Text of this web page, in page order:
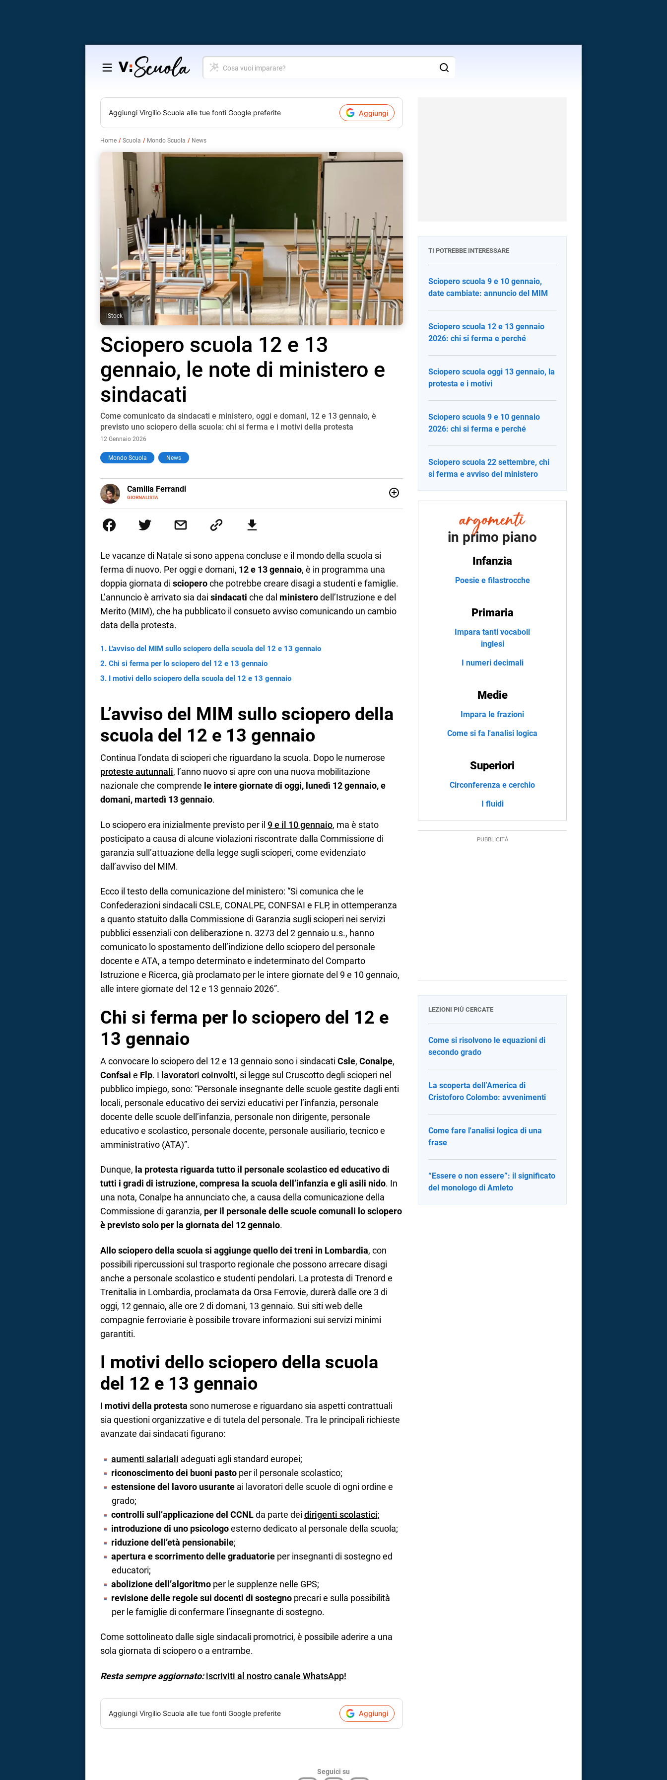
Salta
contenuto
Cosa
vuoi
Aggiungi Virgilio Scuola alle tue fonti Google preferite Aggiungi
Home Scuola Mondo Scuola News
iStock
Sciopero scuola 12 e 13
gennaio, le note di ministero e
sindacati
Come comunicato da sindacati e ministero, oggi e domani, 12 e 13 gennaio, è
previsto uno sciopero della scuola: chi si ferma e i motivi della protesta
12 Gennaio 2026
Mondo Scuola News
Camilla Ferrandi
GIORNALISTA
E-
MAIL
LINKEDIN
più fermata. L’attualità è il mio pane quotidiano, i libri la mia via per evadere e viaggiare con
la mente.
Le vacanze di Natale si sono appena concluse e il mondo della scuola si
ferma di nuovo. Per oggi e domani, 12e 13 gennaio, è in programma una
doppia giornata di scioperoche potrebbe creare disagi a studenti e famiglie.
L’annuncio è arrivato sia dai sindacati che dal ministerodell’Istruzione e del
Merito (MIM), che ha pubblicato il consueto avviso comunicando un cambio
data della protesta.
L'avviso del MIM sullo sciopero della scuola del 12 e 13 gennaio
Chi si ferma per lo sciopero del 12 e 13 gennaio
I motivi dello sciopero della scuola del 12 e 13 gennaio
L’avviso del MIM sullo sciopero della
scuola del 12 e 13 gennaio
Continua l’ondata di scioperi che riguardano la scuola. Dopo le numerose
proteste autunnali, l’anno nuovo si apre con una nuova mobilitazione
nazionale che comprende le intere giornate di oggi, lunedì 12 gennaio, e
domani, martedì 13 gennaio.
Lo sciopero era inizialmente previsto per il 9 e il 10 gennaio, ma è stato
posticipato a causa di alcune violazioni riscontrate dalla Commissione di
garanzia sull’attuazione della legge sugli scioperi, come evidenziato
dall’avviso del MIM.
Ecco il testo della comunicazione del ministero: “Si comunica che le
Confederazioni sindacali CSLE, CONALPE, CONFSAI e FLP, in ottemperanza
a quanto statuito dalla Commissione di Garanzia sugli scioperi nei servizi
pubblici essenziali con deliberazione n. 3273 del 2 gennaio u.s., hanno
comunicato lo spostamento dell’indizione dello sciopero del personale
docente e ATA, a tempo determinato e indeterminato del Comparto
Istruzione e Ricerca, già proclamato per le intere giornate del 9 e 10 gennaio,
alle intere giornate del 12 e 13 gennaio 2026”.
Chi si ferma per lo sciopero del 12 e
13 gennaio
A convocare lo sciopero del 12 e 13 gennaio sono i sindacati Csle, Conalpe,
Confsai e Flp. I lavoratori coinvolti, si legge sul Cruscotto degli scioperi nel
pubblico impiego, sono: “Personale insegnante delle scuole gestite dagli enti
locali, personale educativo dei servizi educativi per l’infanzia, personale
docente delle scuole dell’infanzia, personale non dirigente, personale
educativo e scolastico, personale docente, personale ausiliario, tecnico e
amministrativo (ATA)”.
Dunque, la protesta riguarda tutto il personale scolastico ed educativo di
tutti i gradi di istruzione, compresa la scuola dell’infanzia e gli asili nido. In
una nota, Conalpe ha annunciato che, a causa della comunicazione della
Commissione di garanzia, per il personale delle scuole comunali lo sciopero
è previsto solo per la giornata del 12 gennaio.
Allo sciopero della scuola si aggiunge quello dei treni in Lombardia, con
possibili ripercussioni sul trasporto regionale che possono arrecare disagi
anche a personale scolastico e studenti pendolari. La protesta di Trenord e
Trenitalia in Lombardia, proclamata da Orsa Ferrovie, durerà dalle ore 3 di
oggi, 12 gennaio, alle ore 2 di domani, 13 gennaio. Sui siti web delle
compagnie ferroviarie è possibile trovare informazioni sui servizi minimi
garantiti.
I motivi dello sciopero della scuola
del 12 e 13 gennaio
I motivi della protesta sono numerose e riguardano sia aspetti contrattuali
sia questioni organizzative e di tutela del personale. Tra le principali richieste
avanzate dai sindacati figurano:
aumenti salariali adeguati agli standard europei;
riconoscimento dei buoni pastoper il personale scolastico;
estensione del lavoro usuranteai lavoratori delle scuole di ogni ordine e
grado;
controlli sull’applicazione del CCNLda parte dei dirigenti scolastici;
introduzione di uno psicologoesterno dedicato al personale della scuola;
riduzione dell’età pensionabile;
apertura e scorrimento delle graduatorieper insegnanti di sostegno ed
educatori;
abolizione dell’algoritmoper le supplenze nelle GPS;
revisione delle regole sui docenti di sostegnoprecari e sulla possibilità
per le famiglie di confermare l’insegnante di sostegno.
Come sottolineato dalle sigle sindacali promotrici, è possibile aderire a una
sola giornata di sciopero o a entrambe.
Resta sempre aggiornato: iscriviti al nostro canale WhatsApp!
Aggiungi Virgilio Scuola alle tue fonti Google preferite Aggiungi
TI POTREBBE INTERESSARE
Sciopero scuola 9 e 10 gennaio,
date cambiate: annuncio del MIM
Sciopero scuola 12 e 13 gennaio
2026: chi si ferma e perché
Sciopero scuola oggi 13 gennaio, la
protesta e i motivi
Sciopero scuola 9 e 10 gennaio
2026: chi si ferma e perché
Sciopero scuola 22 settembre, chi
si ferma e avviso del ministero
in primo piano
Infanzia
Poesie e filastrocche
Primaria
Impara tanti vocaboli
inglesi
I numeri decimali
Medie
Impara le frazioni
Come si fa l'analisi logica
Superiori
Circonferenza e cerchio
I fluidi
LEZIONI PIÙ CERCATE
Come si risolvono le equazioni di
secondo grado
La scoperta dell’America di
Cristoforo Colombo: avvenimenti
Come fare l'analisi logica di una
frase
“Essere o non essere”: il significato
del monologo di Amleto
Seguici su